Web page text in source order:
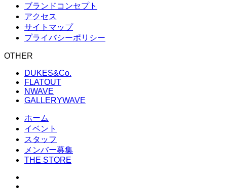
ブランドコンセプト
アクセス
サイトマップ
プライバシーポリシー
OTHER
DUKES&Co.
FLATOUT
NWAVE
GALLERYWAVE
ホーム
イベント
スタッフ
メンバー募集
THE STORE